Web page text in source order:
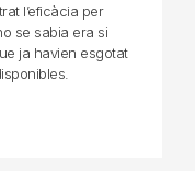
l’eficàcia per
se sabia era si
ja havien esgotat